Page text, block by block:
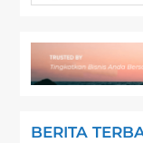
BERITA